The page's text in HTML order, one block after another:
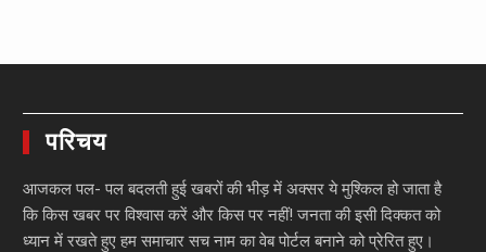
परिचय
आजकल पल- पल बदलती हुई खबरों की भीड़ में अक्सर ये मुश्किल हो जाता है
कि किस खबर पर विश्वास करें और किस पर नहीं! जनता की इसी दिक्कत को
ध्यान में रखते हुए हम समाचार सच नाम का वेब पोर्टल बनाने को प्रेरित हुए।